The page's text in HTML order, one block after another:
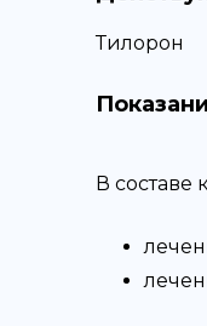
Тилорон
В составе